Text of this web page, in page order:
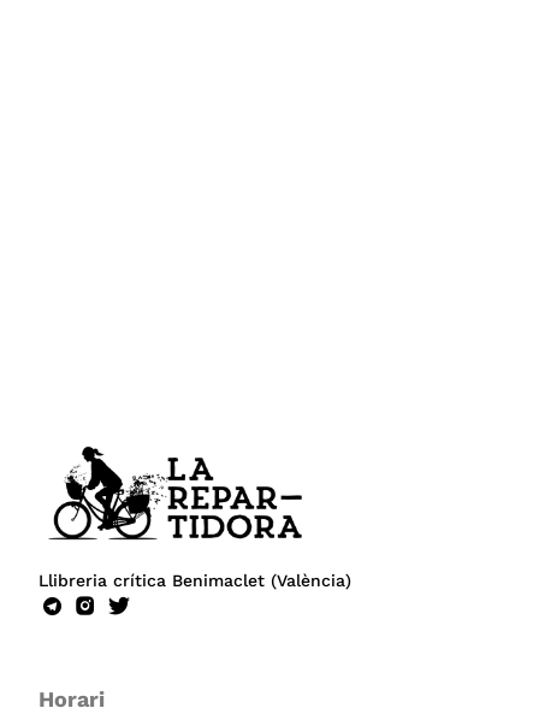
Llibreria crítica Benimaclet (València)
Horari